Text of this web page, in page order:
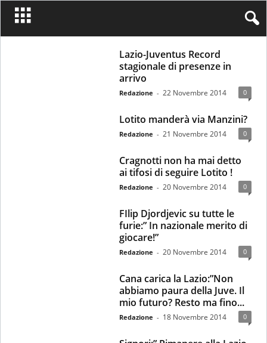
Lazio-Juventus Record
stagionale di presenze in
arrivo
Redazione - 22 Novembre 2014 0
Lotito manderà via Manzini?
Redazione - 21 Novembre 2014 0
Cragnotti non ha mai detto
ai tifosi di seguire Lotito !
Redazione - 20 Novembre 2014 0
FIlip Djordjevic su tutte le
furie:” In nazionale merito di
giocare!”
Redazione - 20 Novembre 2014 0
Cana carica la Lazio:”Non
abbiamo paura della Juve. Il
mio futuro? Resto ma fino...
Redazione - 18 Novembre 2014 0